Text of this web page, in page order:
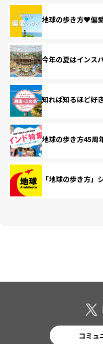
地球の歩き方♥偏
今年の夏はインス
知れば知るほど好
地球の歩き方45周
「地球の歩き方」
コミュ